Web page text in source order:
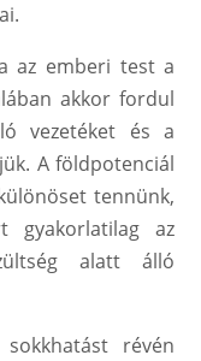
az emberi test a
akkor fordul
vezetéket és a
A földpotenciál
tennünk,
gyakorlatilag az
alatt álló
révén